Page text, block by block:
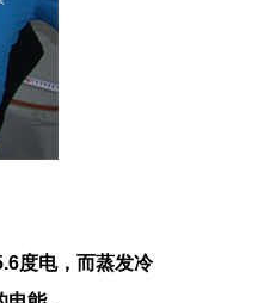
度电，而蒸发冷